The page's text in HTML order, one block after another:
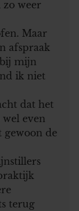
zo weer
Maar
afspraak
mijn
ik niet
dat het
even
gewoon de
terug